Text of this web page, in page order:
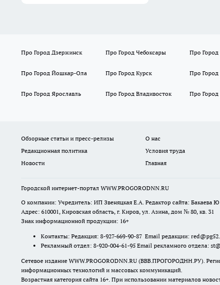
Про Город Дзержинск Про Город Чебоксары Про Город
Про Город Йошкар-Ола Про Город Курск Про
Про Город Ярославль Про Город Владивосток Про Город
Обзорные статьи и пресс-релизы
О нас
Редакционная политика
Условия труда
Новости
Главная
Городской интернет-портал WWW.PROGORODNN.RU
О компании: Учредитель: ИП Звеняцкая Е.А. Редактор сайта: Бакаева
Адрес: 610001, Кировская область, г. Киров, ул. Азина, дом № 80, кв. 31
Знак информационной продукции: 16+
Контакты: Редакция: 8-927-669-90-87 Email редакции:
Рекламный отдел: 8-920-004-61-95 Email рекламного отдела:
Сетевое издание WWW.PROGORODNN.RU (ВВВ.ПРОГОРОДНН.РУ).
информационных технологий и массовых коммуникаций.
Возрастная категория сайта 16+. При использовании материалов